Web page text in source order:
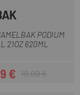
PODIUM
21OZ 620ML
Prezzo
€Prezzo base
19,99 €